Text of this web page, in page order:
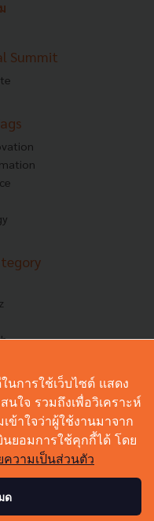
Summit
นการใช้เว็บไซต์ แสดง
ใจ รวมถึงเพื่อวิเคราะห์
ข้าใจว่าผู้ใช้งานมาจาก
ยอมการใช้คุกกี้ได้ โดย
ความเป็นส่วนตัว
ด